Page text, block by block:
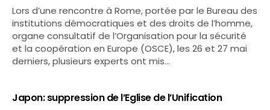
Lors d’une rencontre à Rome, portée par le Bureau des
institutions démocratiques et des droits de l’homme,
organe consultatif de l’Organisation pour la sécurité
et la coopération en Europe (OSCE), les 26 et 27 mai
derniers, plusieurs experts ont mis…
Japon: suppression de l’Eglise de l’Unification